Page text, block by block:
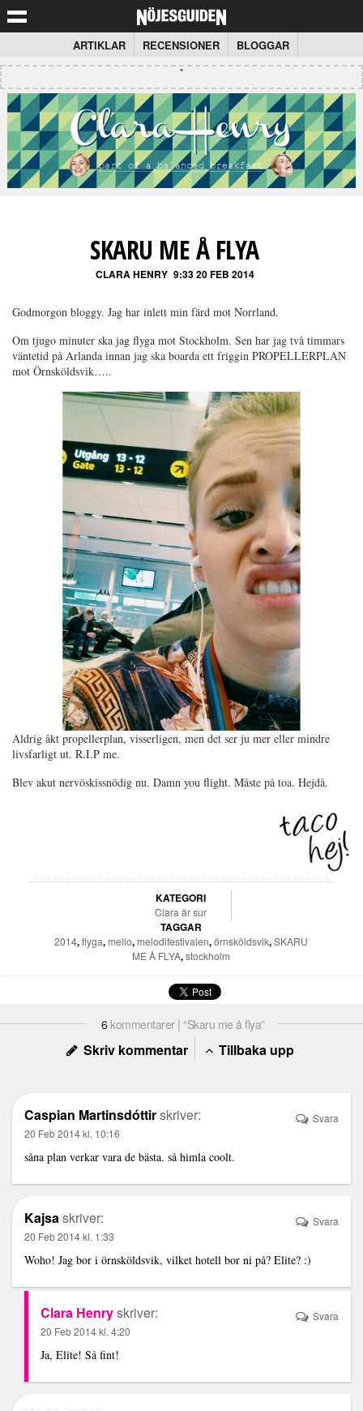
ARTIKLAR RECENSIONER BLOGGAR
SKARU ME Å FLYA
CLARA HENRY 9:33 20 FEB 2014
Godmorgon bloggy. Jag har inlett min färd mot Norrland.
Om tjugo minuter ska jag flyga mot Stockholm. Sen har jag två timmars
väntetid på Arlanda innan jag ska boarda ett friggin PROPELLERPLAN
mot Örnsköldsvik…..
Aldrig åkt propellerplan, visserligen, men det ser ju mer eller mindre
livsfarligt ut. R.I.P me.
Blev akut nervöskissnödig nu. Damn you flight. Måste på toa. Hejdå.
KATEGORI
Clara är sur
TAGGAR
2014,flyga,mello,melodifestivalen,örnsköldsvik,SKARU
ME Å FLYA,stockholm
6 kommentarer | “Skaru me å flya”
Skriv kommentar Tillbaka upp
Caspian Martinsdóttirskriver:
20 Feb 2014 kl. 10:16
såna plan verkar vara de bästa. så himla coolt.
Svara
Kajsaskriver:
20 Feb 2014 kl. 1:33
Woho! Jag bor i örnsköldsvik, vilket hotell bor ni på? Elite? :)
Svara
Clara Henryskriver:
20 Feb 2014 kl. 4:20
Ja, Elite! Så fint!
Svara